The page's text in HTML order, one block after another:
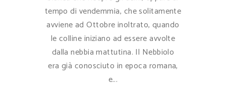
tempo di vendemmia, che solitamente
avviene ad Ottobre inoltrato, quando
le colline iniziano ad essere avvolte
dalla nebbia mattutina. Il Nebbiolo
era già conosciuto in epoca romana,
e